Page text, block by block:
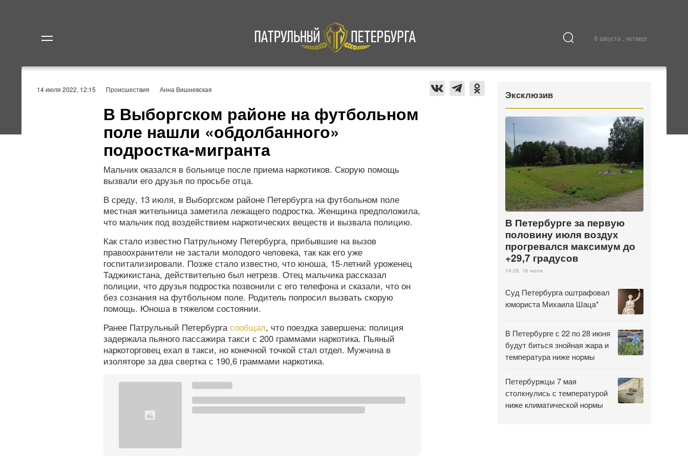
6 августа , четверг
Происшествия Культура
14 июля 2022, 12:15 Происшествия Анна Вишневская
В Выборгском районе на футбольном
поле нашли «обдолбанного»
подростка-мигранта
Мальчик оказался в больнице после приема наркотиков. Скорую помощь
вызвали его друзья по просьбе отца.
В среду, 13 июля, в Выборгском районе Петербурга на футбольном поле
местная жительница заметила лежащего подростка. Женщина предположила,
что мальчик под воздействием наркотических веществ и вызвала полицию.
Как стало известно Патрульному Петербурга, прибывшие на вызов
правоохранители не застали молодого человека, так как его уже
госпитализировали. Позже стало известно, что юноша, 15-летний уроженец
Таджикистана, действительно был нетрезв. Отец мальчика рассказал
полиции, что друзья подростка позвонили с его телефона и сказали, что он
без сознания на футбольном поле. Родитель попросил вызвать скорую
помощь. Юноша в тяжелом состоянии.
Ранее Патрульный Петербургасообщал, что поездка завершена: полиция
задержала пьяного пассажира такси с 200 граммами наркотика. Пьяный
наркоторговец ехал в такси, но конечной точкой стал отдел. Мужчина в
изоляторе за два свертка с 190,6 граммами наркотика.
Эксклюзив
В Петербурге за первую
половину июля воздух
прогревался максимум до
+29,7 градусов
14:26, 16 июля
Суд Петербурга оштрафовал
юмориста Михаила Шаца*
В Петербурге с 22 по 28 июня
будут биться знойная жара и
температура ниже нормы
Петербуржцы 7 мая
столкнулись с температурой
ниже климатической нормы